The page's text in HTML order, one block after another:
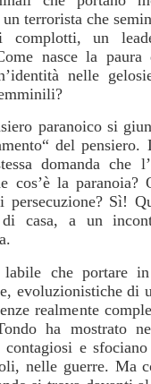
terrorista che
un
nasce la paura
nelle
paranoico si
del pensiero.
domanda che
cos’è la paranoia?
persecuzione? Sì!
casa, a un
che portare
evoluzionistiche di
realmente
ha mostrato
e
nelle guerre. Ma